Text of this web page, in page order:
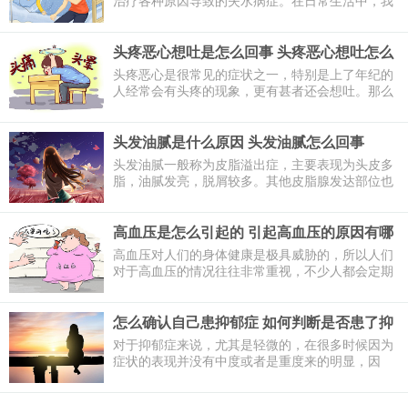
腹泻等。氯化钠注射液的主要成分是氯化钠，该药
物是没有颜色的澄明液体，味道微咸。那么氯化钠
注射作用是什么呢？下面一起来了解一下。
头疼恶心想吐是怎么回事 头疼恶心想吐怎么
缓解
头疼恶心是很常见的症状之一，特别是上了年纪的
人经常会有头疼的现象，更有甚者还会想吐。那么
下。
头发油腻是什么原因 头发油腻怎么回事
头发油腻一般称为皮脂溢出症，主要表现为头皮多
脂，油腻发亮，脱屑较多。其他皮脂腺发达部位也
一起来看看。
高血压是怎么引起的 引起高血压的原因有哪
些
高血压对人们的身体健康是极具威胁的，所以人们
对于高血压的情况往往非常重视，不少人都会定期
稳定血压的药物。那么高血压是怎么引起的呢？下
面一起来看看。
怎么确认自己患抑郁症 如何判断是否患了抑
郁症
对于抑郁症来说，尤其是轻微的，在很多时候因为
症状的表现并没有中度或者是重度来的明显，因